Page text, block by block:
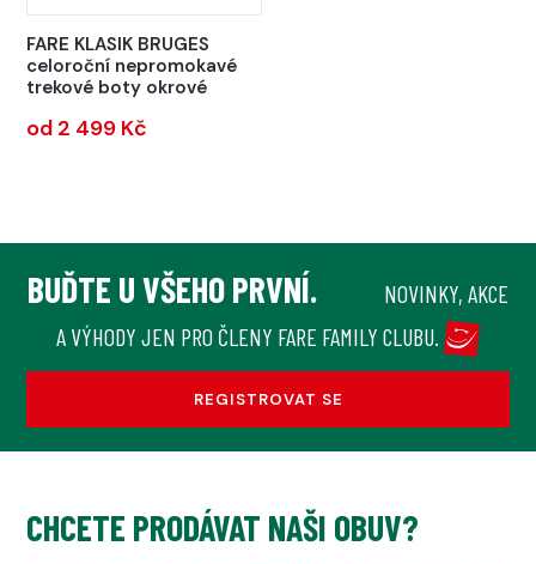
FARE KLASIK BRUGES
celoroční nepromokavé
trekové boty okrové
od 2 499 Kč
BUĎTE U VŠEHO PRVNÍ.
NOVINKY, AKCE
A VÝHODY JEN PRO ČLENY FARE FAMILY CLUBU.
REGISTROVAT SE
CHCETE PRODÁVAT NAŠI OBUV?